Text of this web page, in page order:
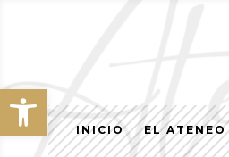
Abrir barra de herramientas
INICIO EL ATENEO